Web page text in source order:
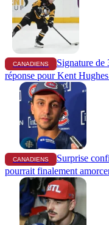
CANADIENS
Signature
réponse pour Kent
CANADIENS
Surprise
pourrait finalement